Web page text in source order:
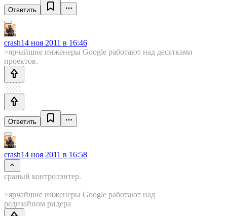
Ответить
crash14 ноя 2011 в 16:46
>ярчайшие инженеры Google работают над десятками
проектов.
Ответить
crash14 ноя 2011 в 16:58
сраный контролэнтер.
>ярчайшие инженеры Google работают над
редизайном ридера